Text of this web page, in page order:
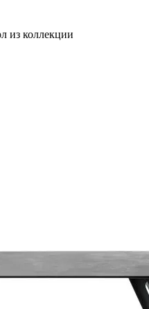
из коллекции